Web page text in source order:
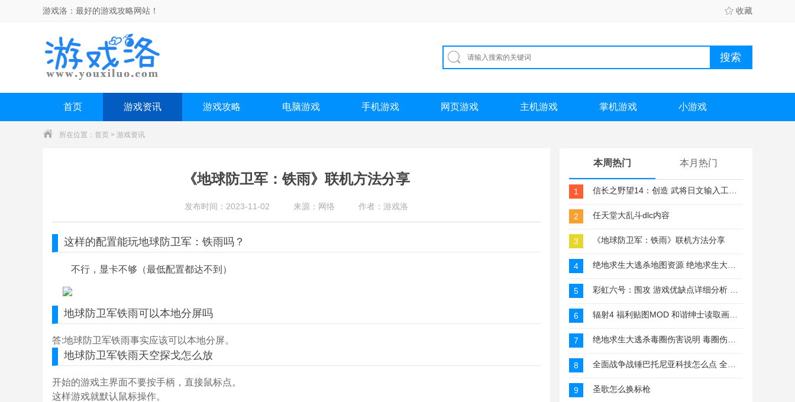
游戏洛： 最好的游戏攻略网站！ 收藏
首页 游戏资讯 游戏攻略 电脑游戏 手机游戏 网页游戏 主机游戏 掌机游戏 小游戏
所在位置： 首页 > 游戏资讯
《地球防卫军：铁雨》联机方法分享
发布时间：2023-11-02 来源：网络 作者：游戏洛
这样的配置能玩地球防卫军 ： 铁雨吗？
不行，显卡不够（最低配置都达不到）
地球防卫军铁雨可以本地分屏吗
答:地球防卫军铁雨事实应该可以本地分屏。
地球防卫军铁雨天空探戈怎么放
开始的游戏主界面不要按手柄，直接鼠标点。
这样游戏就默认鼠标操作。
本周热门 本月热门
1
2 任天堂大乱斗dlc内容
3 《地球防卫军：铁雨》联机方法分享
4
5
6
7
8
9 圣歌怎么换标枪